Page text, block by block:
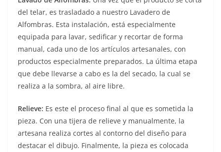
del telar, es trasladado a nuestro Lavadero de
Alfombras. Esta instalación, está especialmente
equipada para lavar, sedificar y recortar de forma
manual, cada uno de los artículos artesanales, con
productos especialmente preparados. La última etapa
que debe llevarse a cabo es la del secado, la cual se
realiza a la sombra, al aire libre.
Relieve: Es este el proceso final al que es sometida la
pieza. Con una tijera de relieve y manualmente, la
artesana realiza cortes al contorno del diseño para
destacar el dibujo. Finalmente, la pieza es colocada